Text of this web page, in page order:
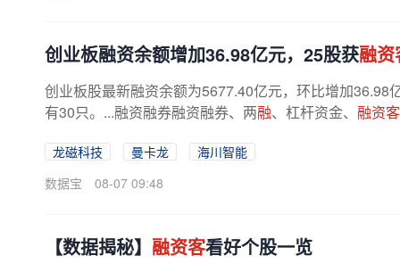
创业板融资余额增加36.98亿元，25股获融资
创业板股最新融资余额为5677.40亿元，环比增加
有30只。...融资融券融资融券、两融、杠杆资金、 融资客
龙磁科技 曼卡龙
海川智能
数据宝
08-07 09:48
【数据揭秘】 融资客看好个股一览